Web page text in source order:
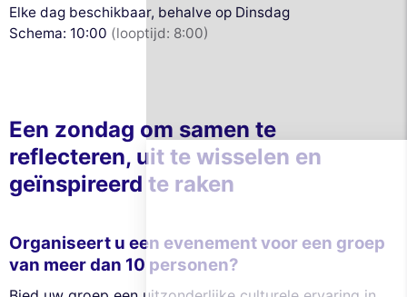
gegevens om uw browse-ervaring te
verbeteren, ons bereik te meten en de advertenties die u worden
getoond te personaliseren. U kunt uw voorkeuren op elk moment
accepteren, weigeren of beheren.
Nooit! Laat me zien Dit is ok voor mik
Elke dag beschikbaar, behalve op Dinsdag
Schema: 10:00 (looptijd: 8:00)
Een zondag om samen te
reflecteren, uit te wisselen en
geïnspireerd te raken
Organiseert u een evenement voor een groep
van meer dan 10 personen?